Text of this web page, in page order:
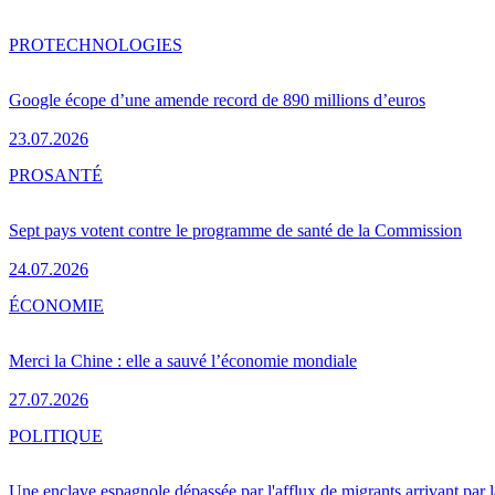
Google écope d’une amende record de 890 millions d’euros
23.07.2026
PROTECHNOLOGIES
Sept pays votent contre le programme de santé de la Commission
24.07.2026
PROSANTÉ
Merci la Chine : elle a sauvé l’économie mondiale
27.07.2026
ÉCONOMIE
Une enclave espagnole dépassée par l'afflux de migrants arrivant par
POLITIQUE